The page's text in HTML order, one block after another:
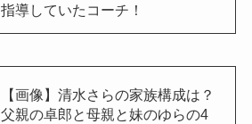
指導していたコーチ！
【画像】清水さらの家族構成は？
父親の卓郎と母親と妹のゆらの4